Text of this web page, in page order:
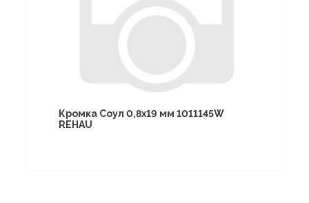
Кромка Соул 0,8х19 мм 1011145W
REHAU